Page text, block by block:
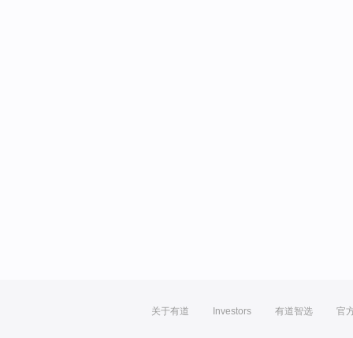
关于有道 Investors 有道智选 官